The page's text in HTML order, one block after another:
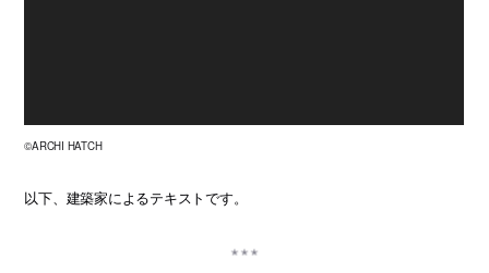
©ARCHI HATCH
以下、建築家によるテキストです。